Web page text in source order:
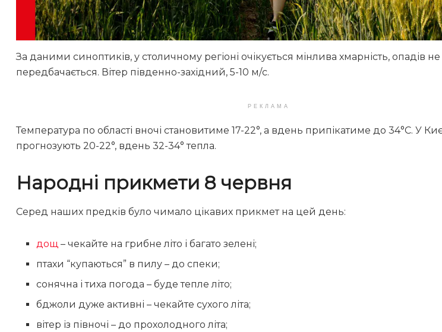
За даними синоптиків, у столичному регіоні очікується мінлива хмарність, опадів не
передбачається. Вітер південно-західний, 5-10 м/с.
РЕКЛАМА
Температура по області вночі становитиме 17-22°, а вдень припікатиме до 34°С. У
прогнозують 20-22°, вдень 32-34° тепла.
Народні прикмети 8 червня
Серед наших предків було чимало цікавих прикмет на цей день:
дощ – чекайте на грибне літо і багато зелені;
птахи “купаються” в пилу – до спеки;
сонячна і тиха погода – буде тепле літо;
бджоли дуже активні – чекайте сухого літа;
вітер із півночі – до прохолодного літа;